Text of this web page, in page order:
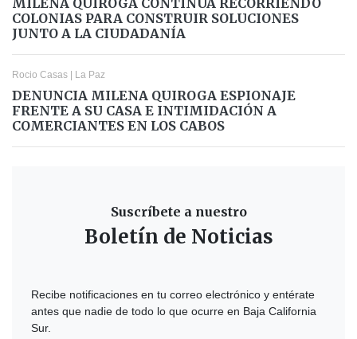
COLONIAS PARA CONSTRUIR SOLUCIONES
JUNTO A LA CIUDADANÍA
Rocio Casas | La Paz
DENUNCIA MILENA QUIROGA ESPIONAJE
FRENTE A SU CASA E INTIMIDACIÓN A
COMERCIANTES EN LOS CABOS
Suscríbete a nuestro
Boletín de Noticias
Recibe notificaciones en tu correo electrónico y entérate
antes que nadie de todo lo que ocurre en Baja California
Sur.